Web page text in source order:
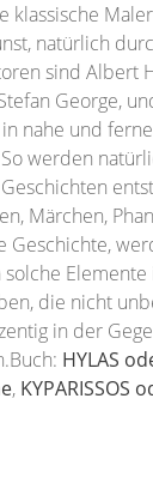
klassische
natürlich
sind Albert
George,
nahe und
werden
Märchen,
Geschichte,
die nicht
in der
HYLAS
, KYPARISSOS